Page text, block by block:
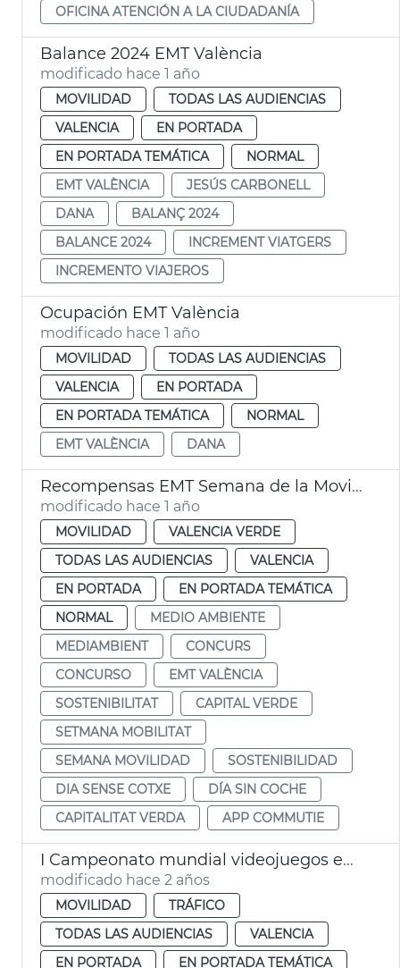
OFICINA ATENCIÓN A LA CIUDADANÍA
Balance 2024 EMT València
modificado hace 1 año
MOVILIDAD
TODAS LAS AUDIENCIAS
VALENCIA
EN PORTADA
EN PORTADA TEMÁTICA
NORMAL
EMT VALÈNCIA
JESÚS CARBONELL
DANA
BALANÇ 2024
BALANCE 2024
INCREMENT VIATGERS
INCREMENTO VIAJEROS
Ocupación EMT València
modificado hace 1 año
MOVILIDAD
TODAS LAS AUDIENCIAS
VALENCIA
EN PORTADA
EN PORTADA TEMÁTICA
NORMAL
EMT VALÈNCIA
DANA
Recompensas EMT Semana de la Movilidad
modificado hace 1 año
MOVILIDAD
VALENCIA VERDE
TODAS LAS AUDIENCIAS
VALENCIA
EN PORTADA
EN PORTADA TEMÁTICA
NORMAL
MEDIO AMBIENTE
MEDIAMBIENT
CONCURS
CONCURSO
EMT VALÈNCIA
SOSTENIBILITAT
CAPITAL VERDE
SETMANA MOBILITAT
SEMANA MOVILIDAD
SOSTENIBILIDAD
DIA SENSE COTXE
DÍA SIN COCHE
CAPITALITAT VERDA
APP COMMUTIE
I Campeonato mundial videojuegos en transporte público EMT València
modificado hace 2 años
MOVILIDAD
TRÁFICO
TODAS LAS AUDIENCIAS
VALENCIA
EN PORTADA
EN PORTADA TEMÁTICA